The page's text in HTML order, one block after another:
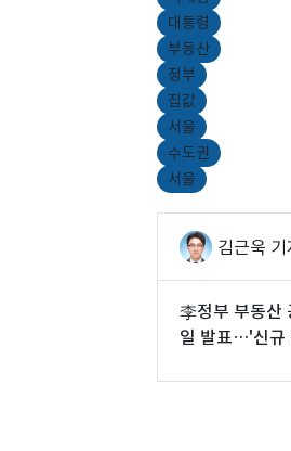
대통령
부동산
정부
집값
서울
수도권
서울
김근욱 기
李정부 부동산
일 발표…'신규